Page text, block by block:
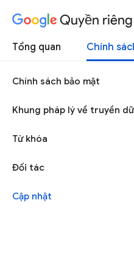
Quyền
Tổng quan Chính
Chính sách bảo mật
Khung pháp lý về truyền
Từ khóa
Đối tác
Cập nhật